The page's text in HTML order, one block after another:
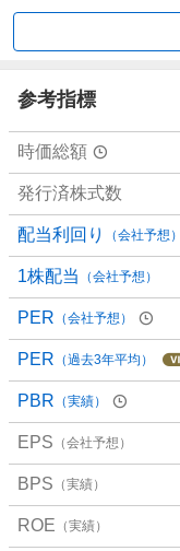
買
3
3
.
3
3
%
、
買
い
た
い
%
、
様
子
見
0
参考指標
時価総額
発行済株式数
配当利回り （会社予想）
1株配当 （会社予想）
PER （会社予想）
PER （過去3年平均）
PBR （実績）
EPS （会社予想）
BPS （実績）
ROE （実績）